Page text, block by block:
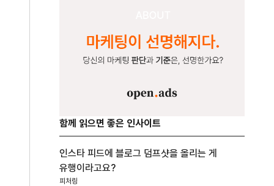
함께 읽으면 좋은 인사이트
인스타 피드에 블로그 덤프샷을 올리는 게
유행이라고요?
피처링